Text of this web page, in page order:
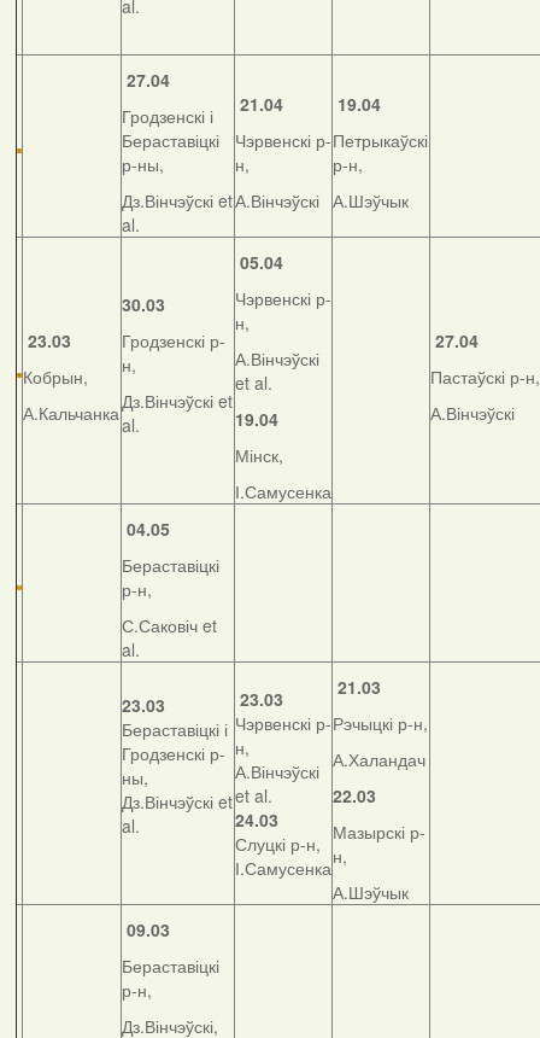
al.
27.04
Гродзенскі і
Бераставіцкі
р-ны,
Дз.Вінчэўскі et
al.
21.04
Чэрвенскі р-
н,
А.Вінчэўскі
19.04
Петрыкаўскі
р-н,
А.Шэўчык
23.03
Кобрын,
А.Кальчанка
30.03
Гродзенскі р-
н,
Дз.Вінчэўскі et
al.
05.04
Чэрвенскі р-
н,
А.Вінчэўскі
et al.
19.04
Мінск,
І.Самусенка
27.04
Пастаўскі р-н,
А.Вінчэўскі
04.05
Бераставіцкі
р-н,
С.Саковіч et
al.
23.03
Бераставіцкі і
Гродзенскі р-
ны,
Дз.Вінчэўскі et
al.
23.03
Чэрвенскі р-
н,
А.Вінчэўскі
et al.
24.03
Слуцкі р-н,
І.Самусенка
21.03
Рэчыцкі р-н,
А.Халандач
22.03
Мазырскі р-
н,
А.Шэўчык
09.03
Бераставіцкі
р-н,
Дз.Вінчэўскі,